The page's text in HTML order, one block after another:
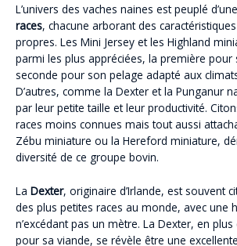
L’univers des vaches naines est peuplé
races, chacune arborant des
propres. Les Mini Jersey et les Highland
parmi les plus appréciées, la première pour
seconde pour son pelage adapté aux
D’autres, comme la Dexter et la Punganur
par leur petite taille et leur productivité.
races moins connues mais tout aussi
Zébu miniature ou la Hereford miniature,
diversité de ce groupe bovin.
La Dexter, originaire d’Irlande, est souvent
des plus petites races au monde, avec une
n’excédant pas un mètre. La Dexter, en plus
pour sa viande, se révèle être une